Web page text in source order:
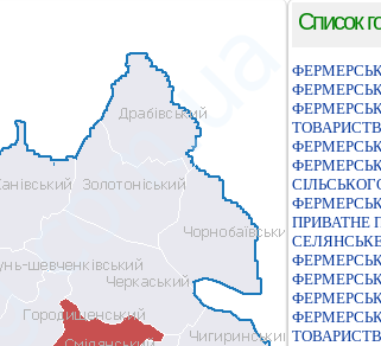
Список
ПРИВАТНЕ